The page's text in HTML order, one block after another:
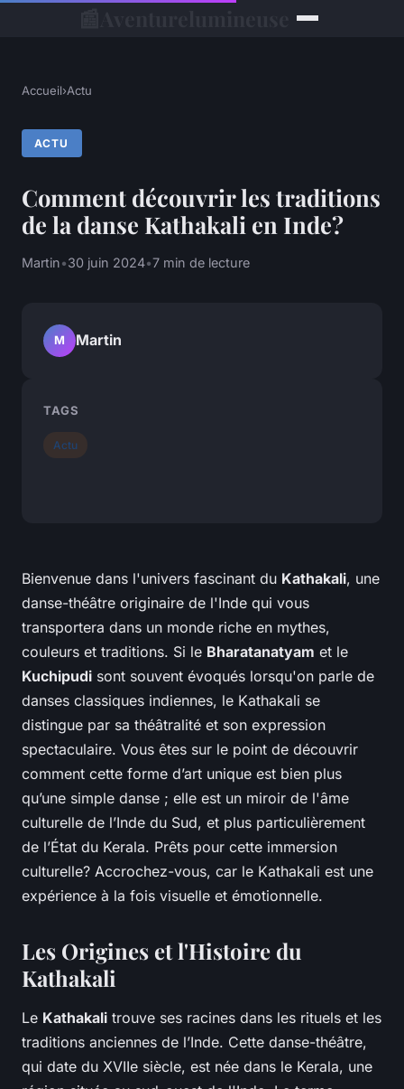
Accueil›Actu
ACTU
Comment découvrir les traditions
de la danse Kathakali en Inde?
Martin•30 juin 2024•7 min de lecture
Bienvenue dans l'univers fascinant du Kathakali, une
danse-théâtre originaire de l'Inde qui vous
transportera dans un monde riche en mythes,
couleurs et traditions. Si le Bharatanatyam et le
Kuchipudi sont souvent évoqués lorsqu'on parle de
danses classiques indiennes, le Kathakali se
distingue par sa théâtralité et son expression
spectaculaire. Vous êtes sur le point de découvrir
comment cette forme d’art unique est bien plus
qu’une simple danse ; elle est un miroir de l'âme
culturelle de l’Inde du Sud, et plus particulièrement
de l’État du Kerala. Prêts pour cette immersion
culturelle? Accrochez-vous, car le Kathakali est une
expérience à la fois visuelle et émotionnelle.
Les Origines et l'Histoire du
Kathakali
Le Kathakali trouve ses racines dans les rituels et les
traditions anciennes de l’Inde. Cette danse-théâtre,
qui date du XVIIe siècle, est née dans le Kerala, une
M Martin
TAGS
Actu